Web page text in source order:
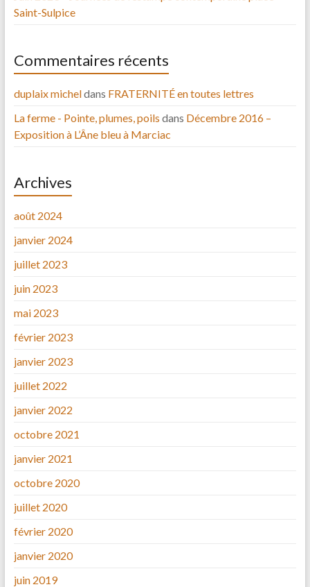
Saint-Sulpice
Commentaires récents
duplaix micheldans FRATERNITÉ en toutes lettres
La ferme - Pointe, plumes, poils dans Décembre 2016 –
Exposition à L’Âne bleu à Marciac
Archives
août 2024
janvier 2024
juillet 2023
juin 2023
mai 2023
février 2023
janvier 2023
juillet 2022
janvier 2022
octobre 2021
janvier 2021
octobre 2020
juillet 2020
février 2020
janvier 2020
juin 2019